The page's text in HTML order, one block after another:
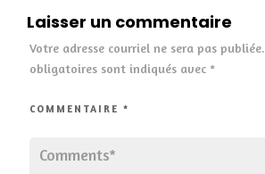
Laisser un commentaire
Votre adresse courriel ne sera pas publiée.
obligatoires sont indiqués avec *
COMMENTAIRE *